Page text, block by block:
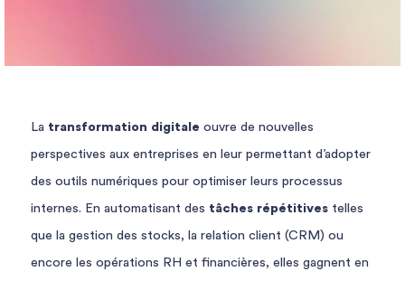
La transformation digitale ouvre de nouvelles
perspectives aux entreprises en leur permettant d’adopter
des outils numériques pour optimiser leurs processus
internes. En automatisant des tâches répétitives telles
que la gestion des stocks, la relation client (CRM) ou
encore les opérations RH et financières, elles gagnent en